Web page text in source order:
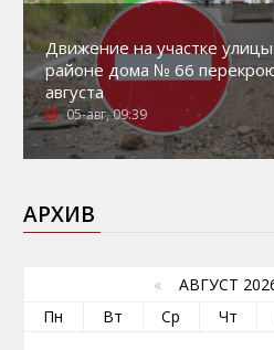
Движение на участке
районе дома № 66
августа
05-авг, 09:39
АРХИВ
« АВГУСТ
Пн
Вт Ср Чт